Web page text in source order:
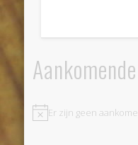
BerichtEr zijn geen